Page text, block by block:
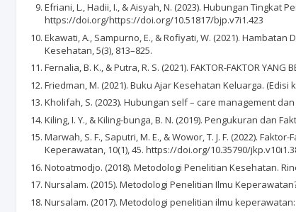
Efriani, L., Hadii, I., & Aisyah, N. (2023). Hubungan
https://doi.org/https://doi.org/10.51817/bjp.v7i1.423
Ekawati, A., Sampurno, E., & Rofiyati, W. (2021).
Kesehatan, 5(3), 813–825.
Fernalia, B. K., & Putra, R. S. (2021). FAKTOR-FAKTOR
Friedman, M. (2021). Buku Ajar Kesehatan Keluarga. (Edisi
Kholifah, S. (2023). Hubungan self – care management
Kiling, I. Y., & Kiling-bunga, B. N. (2019). Pengukuran dan
Marwah, S. F., Saputri, M. E., & Wowor, T. J. F. (2022).
Keperawatan, 10(1), 45. https://doi.org/10.35790/
Notoatmodjo. (2018). Metodologi Penelitian Kesehatan.
Nursalam. (2015). Metodologi Penelitian Ilmu
Nursalam. (2017). Metodologi penelitian ilmu